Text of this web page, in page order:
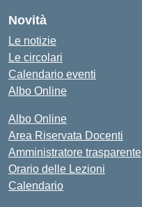
Novità
Le notizie
Le circolari
Calendario eventi
Albo Online
Albo Online
Area Riservata Docenti
Amministratore trasparente
Orario delle Lezioni
Calendario